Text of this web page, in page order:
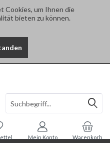
Cookies, um Ihnen die
bieten zu können.
Warenkorb
Mein Konto